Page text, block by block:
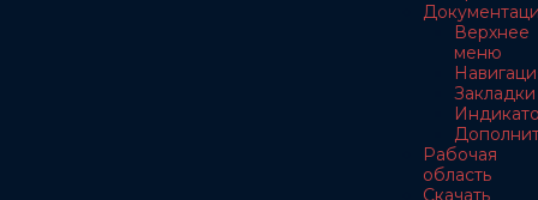
Верхнее
меню
Закладки
Рабочая
область
Скачать